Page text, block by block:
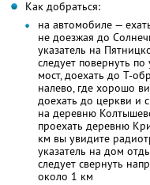
Как добраться:
на автомобиле —
не доезжая до
указатель на
следует повернуть
мост, доехать до Т-
налево, где хорошо
доехать до церкви и
на деревню
проехать деревню
км вы увидите
указатель на дом
следует свернуть
около 1 км